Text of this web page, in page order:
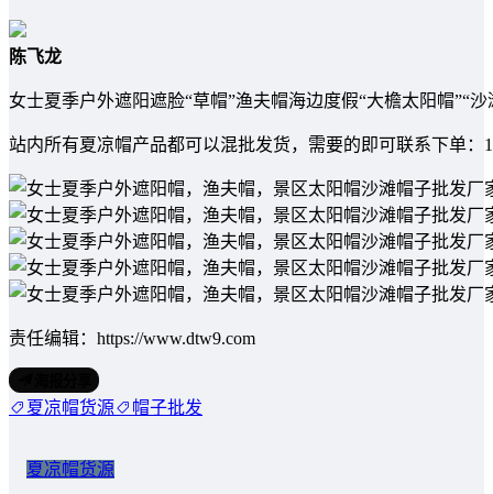
陈飞龙
女士夏季户外遮阳遮脸“草帽”渔夫帽海边度假“大檐太阳帽”“
站内所有夏凉帽产品都可以混批发货，需要的即可联系下单：
责任编辑：https://www.dtw9.com
夏凉帽货源 帽子批发
夏凉帽货源